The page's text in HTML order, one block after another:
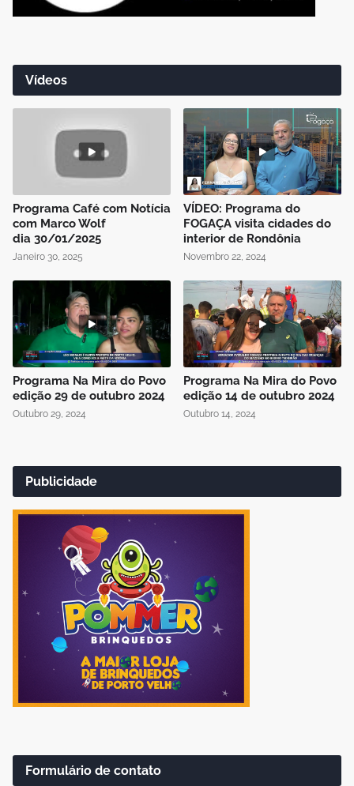
Vídeos
Programa Café com Notícia
com Marco Wolf
dia 30/01/2025
Janeiro 30, 2025
VÍDEO: Programa do
FOGAÇA visita cidades do
interior de Rondônia
Novembro 22, 2024
Programa Na Mira do Povo
edição 29 de outubro 2024
Outubro 29, 2024
Programa Na Mira do Povo
edição 14 de outubro 2024
Outubro 14, 2024
Publicidade
Formulário de contato